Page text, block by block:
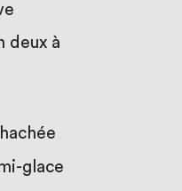
deux à
glace